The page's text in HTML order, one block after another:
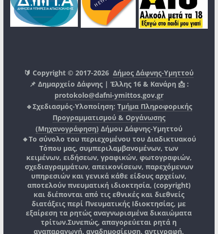
🔰 Copyright © 2017-2026Δήμος Δάφνης-Υμηττού
📌 Δημαρχείο Δάφνης | Έλλης 16 & Κανάρη 📩 :
protokolo@dafni-ymittos.gov.gr
🔹Σχεδιασμός-Υλοποίηση: Τμήμα Πληροφορικής
Προγραμματισμού & Οργάνωσης
(Μηχανογράφηση) Δήμου Δάφνης-Υμηττού
🔸Το σύνολο του περιεχομένου του Διαδικτυακού
Τόπου μας, συμπεριλαμβανομένων, των
κειμένων, ειδήσεων, γραφικών, φωτογραφιών,
σχεδιαγραμμάτων, απεικονίσεων, παρεχόμενων
υπηρεσιών και γενικά κάθε είδους αρχείων,
αποτελούν πνευματική ιδιοκτησία, (copyright)
και διέπονται από τις εθνικές και διεθνείς
διατάξεις περί Πνευματικής Ιδιοκτησίας, με
εξαίρεση τα ρητώς αναγνωρισμένα δικαιώματα
τρίτων.Συνεπώς, απαγορεύεται ρητά η
αναπαραγωγή, αναδημοσίευση, αντιγραφή,